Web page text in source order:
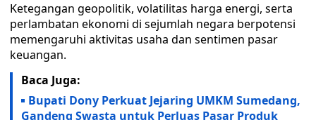
Ketegangan geopolitik, volatilitas harga energi, serta
perlambatan ekonomi di sejumlah negara berpotensi
memengaruhi aktivitas usaha dan sentimen pasar
keuangan.
Baca Juga:
Bupati Dony Perkuat Jejaring UMKM Sumedang,
Gandeng Swasta untuk Perluas Pasar Produk